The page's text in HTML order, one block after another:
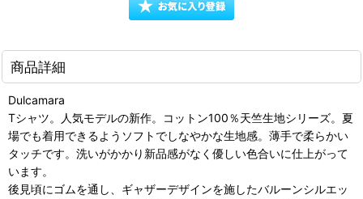
商品詳細
Dulcamara
Tシャツ。人気モデルの新作。コットン100％天竺生地シリーズ。夏
場でも着用できるようソフトでしなやかな生地感。薄手で柔らかい
タッチです。洗いがかかり新品感がなく優しい色合いに仕上がって
います。
後見頃にゴムを通し、ギャザーデザインを施したバルーンシルエッ